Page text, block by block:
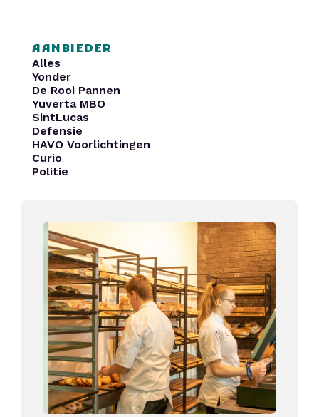
AANBIEDER
Alles
Yonder
De Rooi Pannen
Yuverta MBO
SintLucas
Defensie
HAVO Voorlichtingen
Curio
Politie